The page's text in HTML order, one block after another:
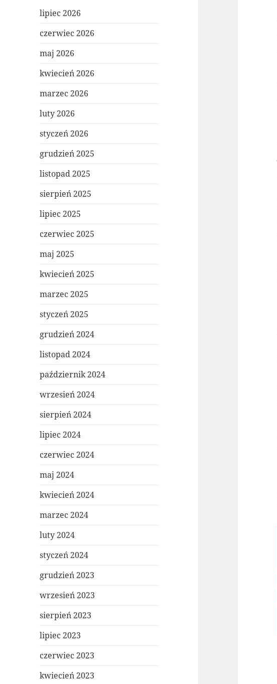
lipiec 2026
czerwiec 2026
maj 2026
kwiecień 2026
marzec 2026
luty 2026
styczeń 2026
grudzień 2025
listopad 2025
sierpień 2025
lipiec 2025
czerwiec 2025
maj 2025
kwiecień 2025
marzec 2025
styczeń 2025
grudzień 2024
listopad 2024
październik 2024
wrzesień 2024
sierpień 2024
lipiec 2024
czerwiec 2024
maj 2024
kwiecień 2024
marzec 2024
luty 2024
styczeń 2024
grudzień 2023
wrzesień 2023
sierpień 2023
lipiec 2023
czerwiec 2023
kwiecień 2023